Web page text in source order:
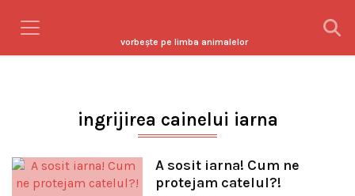
vorbeşte pe limba animalelor
ingrijirea cainelui iarna
A sosit iarna! Cum ne
protejam catelul?!